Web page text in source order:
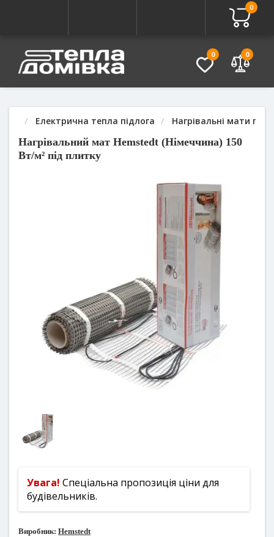
0
0 0
Електрична тепла підлога Нагрівальні мати під
Нагрівальний мат Hemstedt (Німеччина) 150
Вт/м² під плитку
Питання - Відповідь
Увага! Спеціальна пропозиція ціни для
будівельників.
Виробник: Hemstedt